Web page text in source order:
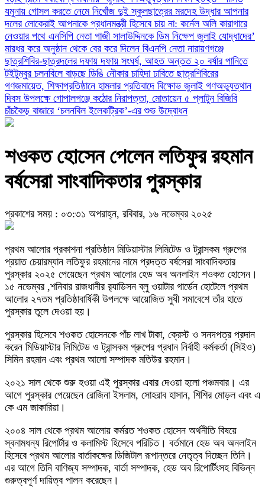
যমুনায় গোসল করতে নেমে নিখোঁজ দুই স্কুলছাত্রের মরদেহ উদ্ধার আপনার
দলের লোকেরাই আপনাকে প্রধানমন্ত্রী হিসেবে চায় না: কর্নেল অলি কারাগারে
নেওয়ার পথে এনসিপি নেতা গাজী সালাউদ্দিনকে ডিম নিক্ষেপ জুলাই যোদ্ধাদের’
মারধর করে অনুষ্ঠান থেকে বের করে দিলেন বিএনপি নেতা নারায়ণগঞ্জে
ছাত্রশিবির-ছাত্রদলের দফায় দফায় সংঘর্ষ, আহত অন্তত ২০ বর্ষার পানিতে
টইটুম্বুর চলনবিলে বাড়ছে ডিঙি নৌকার চাহিদা ঢাবিতে ছাত্রশিবিরের
গণজমায়েত, শিক্ষাপ্রতিষ্ঠানে হামলার প্রতিবাদে বিক্ষোভ জুলাই গণঅভ্যুত্থান
দিবস উপলক্ষে গোপালগঞ্জে কঠোর নিরাপত্তা, মোতায়েন ৫ প্লাটুন বিজিবি
চাঁচকৈড় বাজারে ‘চলনবিল ইলেকট্রিক’-এর শুভ উদ্বোধন
শওকত হোসেন পেলেন লতিফুর রহমান
বর্ষসেরা সাংবাদিকতার পুরস্কার
প্রকাশের সময় : ০৩:৩১ অপরাহ্ন, রবিবার, ১৬ নভেম্বর ২০২৫
প্রথম আলোর প্রকাশনা প্রতিষ্ঠান মিডিয়াস্টার লিমিটেড ও ট্রান্সকম গ্রুপের
প্রয়াত চেয়ারম্যান লতিফুর রহমানের নামে প্রদত্ত বর্ষসেরা সাংবাদিকতার
পুরস্কার ২০২৫ পেয়েছেন প্রথম আলোর হেড অব অনলাইন শওকত হোসেন।
১৫ নভেম্বর ,শনিবার রাজধানীর র‍্যাডিসন ব্লু ওয়াটার গার্ডেন হোটেলে প্রথম
আলোর ২৭তম প্রতিষ্ঠাবার্ষিকী উপলক্ষে আয়োজিত সুধী সমাবেশে তাঁর হাতে
পুরস্কার তুলে দেওয়া হয়।
পুরস্কার হিসেবে শওকত হোসেনকে পাঁচ লাখ টাকা, ক্রেস্ট ও সনদপত্র প্রদান
করেন মিডিয়াস্টার লিমিটেড ও ট্রান্সকম গ্রুপের প্রধান নির্বাহী কর্মকর্তা (সিইও)
সিমিন রহমান এবং প্রথম আলো সম্পাদক মতিউর রহমান।
২০২১ সাল থেকে শুরু হওয়া এই পুরস্কার এবার দেওয়া হলো পঞ্চমবার। এর
আগে পুরস্কার পেয়েছেন রোজিনা ইসলাম, সোহরাব হাসান, শিশির মোড়ল এবং এ
কে এম জাকারিয়া।
২০০৪ সাল থেকে প্রথম আলোয় কর্মরত শওকত হোসেন অর্থনীতি বিষয়ে
স্বনামধন্য রিপোর্টার ও কলামিস্ট হিসেবে পরিচিত। বর্তমানে হেড অব অনলাইন
হিসেবে প্রথম আলোর বার্তাকক্ষের ডিজিটাল রূপান্তরে নেতৃত্ব দিচ্ছেন তিনি।
এর আগে তিনি বাণিজ্য সম্পাদক, বার্তা সম্পাদক, হেড অব রিপোর্টিংসহ বিভিন্ন
গুরুত্বপূর্ণ দায়িত্ব পালন করেছেন।